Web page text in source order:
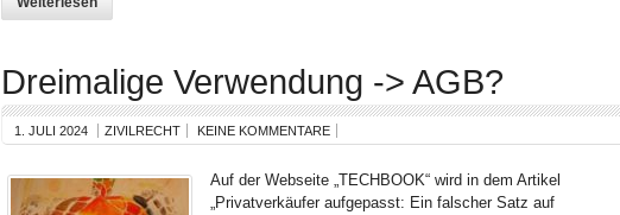
Dreimalige Verwendung -> AGB?
1. JULI 2024 ZIVILRECHT KEINE KOMMENTARE
Auf der Webseite „TECHBOOK“ wird in dem Artikel
„Privatverkäufer aufgepasst: Ein falscher Satz auf